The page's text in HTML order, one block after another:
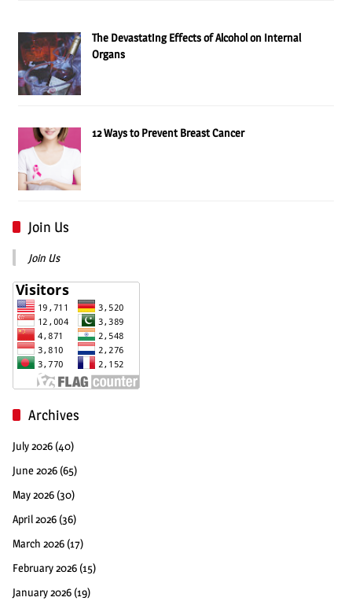
The Devastating Effects of Alcohol on Internal
Organs
12 Ways to Prevent Breast Cancer
Join Us
Join Us
Archives
July 2026 (40)
June 2026 (65)
May 2026 (30)
April 2026 (36)
March 2026 (17)
February 2026 (15)
January 2026 (19)